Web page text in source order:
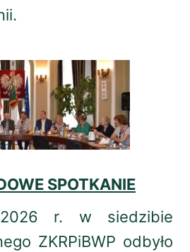
SPOTKANIE
r. w siedzibie
ZKRPiBWP odbyło